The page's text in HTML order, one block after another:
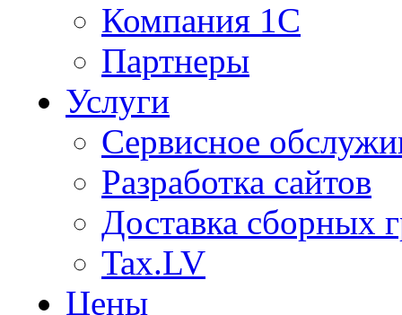
Компания 1С
Партнеры
Услуги
Сервисное
Разработка сайтов
Доставка сборных
Tax.LV
Цены